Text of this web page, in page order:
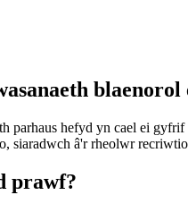
parhaus hefyd yn cael ei
siaradwch â'r rheolwr
prawf?